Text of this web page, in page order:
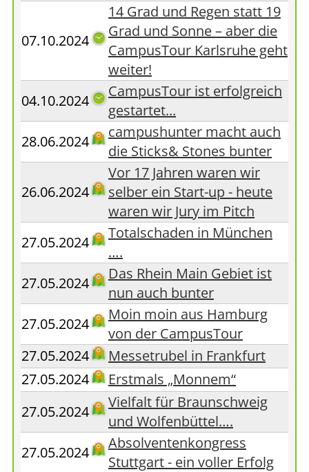
07.10.2024
14 Grad und Regen statt 19
Grad und Sonne – aber die
CampusTour Karlsruhe geht
weiter!
04.10.2024
CampusTour ist erfolgreich
gestartet...
28.06.2024
campushunter macht auch
die Sticks& Stones bunter
26.06.2024
Vor 17 Jahren waren wir
selber ein Start-up - heute
waren wir Jury im Pitch
27.05.2024
Totalschaden in München
….
27.05.2024
Das Rhein Main Gebiet ist
nun auch bunter
27.05.2024
Moin moin aus Hamburg
von der CampusTour
27.05.2024
Messetrubel in Frankfurt
27.05.2024
Erstmals „Monnem“
27.05.2024
Vielfalt für Braunschweig
und Wolfenbüttel….
27.05.2024
Absolventenkongress
Stuttgart - ein voller Erfolg